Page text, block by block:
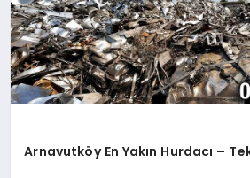
SPOR
YAŞAM
Arnavutköy En Yakın Hurdacı –